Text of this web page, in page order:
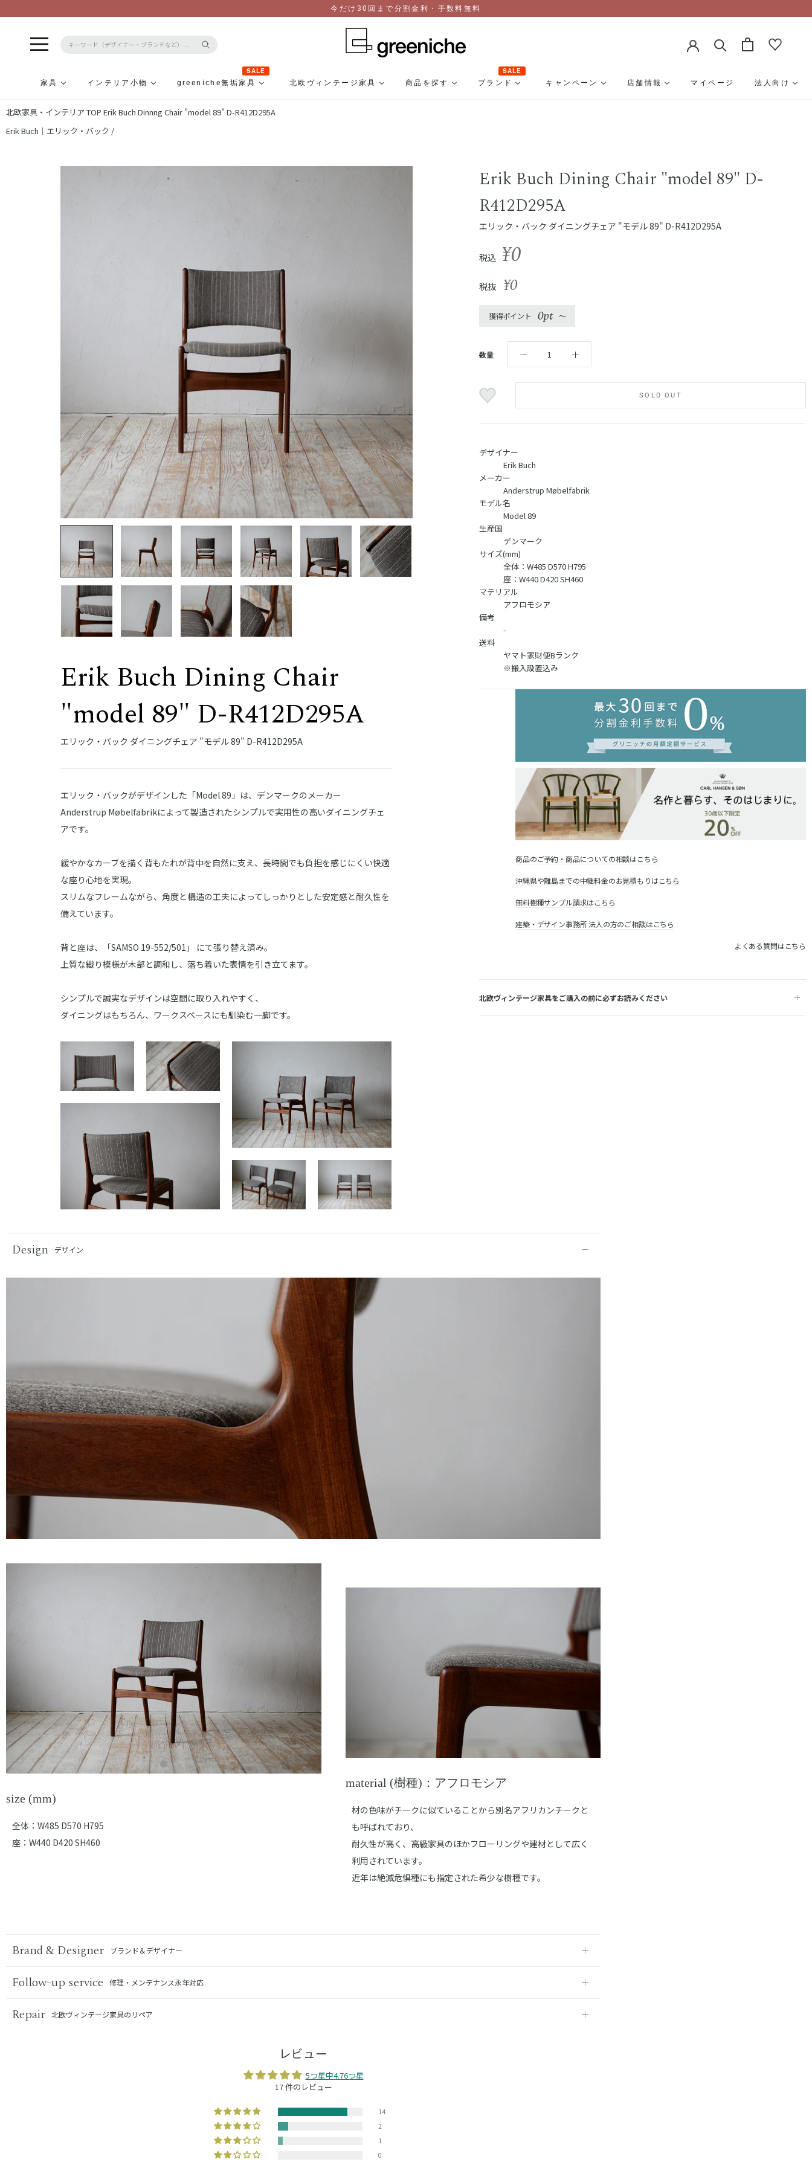
ン
テ
今だけ30回まで分割金利・手数料無料
家具 インテリア小物 greeniche無垢家具
SALE
北欧ヴィンテージ家具
商品を探す ブランド
SALE
キャンペーン
店舗情報 マイページ 法人向け
北欧家具・インテリア TOP Erik Buch Dinnng Chair "model 89" D-R412D295A
Erik Buch｜エリック・バック /
Erik Buch Dining Chair
"model 89" D-R412D295A
エリック・バック ダイニングチェア "モデル 89" D-R412D295A
エリック・バックがデザインした「Model 89」は、デンマークのメーカー
Anderstrup Møbelfabrikによって製造されたシンプルで実用性の高いダイニングチェ
アです。
緩やかなカーブを描く背もたれが背中を自然に支え、長時間でも負担を感じにくい快適
な座り心地を実現。
スリムなフレームながら、角度と構造の工夫によってしっかりとした安定感と耐久性を
備えています。
背と座は、「SAMSO 19-552/501」 にて張り替え済み。
上質な織り模様が木部と調和し、落ち着いた表情を引き立てます。
シンプルで誠実なデザインは空間に取り入れやすく、
ダイニングはもちろん、ワークスペースにも馴染む一脚です。
Erik Buch Dining Chair "model 89" D-
R412D295A
エリック・バック ダイニングチェア "モデル 89" D-R412D295A
税込 ¥0
税抜 ¥0
獲得ポイント 0pt 〜
数量
SOLD OUT
デザイナー
Erik Buch
メーカー
Anderstrup Møbelfabrik
モデル名
Model 89
生産国
デンマーク
サイズ(mm)
全体：W485 D570 H795
座：W440 D420 SH460
マテリアル
アフロモシア
備考
-
送料
ヤマト家財便Bランク
※搬入設置込み
商品のご予約・商品についての相談はこちら
沖縄県や離島までの中継料金のお見積もりはこちら
無料樹種サンプル請求はこちら
建築・デザイン事務所 法人の方のご相談はこちら
よくある質問はこちら
北欧ヴィンテージ家具をご購入の前に必ずお読みください
Design デザイン
size (mm)
全体：W485 D570 H795
座：W440 D420 SH460
material (樹種)：アフロモシア
材の色味がチークに似ていることから別名アフリカンチークと
も呼ばれており、
耐久性が高く、高級家具のほかフローリングや建材として広く
利用されています。
近年は絶滅危惧種にも指定された希少な樹種です。
Brand & Designer ブランド＆デザイナー
Follow-up service 修理・メンテナンス永年対応
Repair 北欧ヴィンテージ家具のリペア
レビュー
5つ星中4.76つ星
17 件のレビュー
14
2
1
0